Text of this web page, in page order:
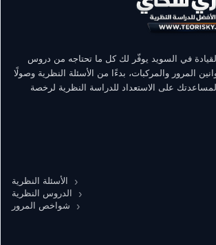
في السويد يوفّر لك كل ما تحتاجه من دروس
المرور والمركبات، بدءًا من الأسئلة النظرية وصولًا
على الاستعداد للدراسة النظرية لرخصة
الأسئلة النظرية
الدروس النظرية
شواخص المرور